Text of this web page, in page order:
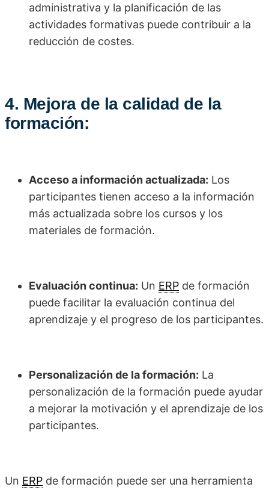
administrativa y la planificación de las
actividades formativas puede contribuir a la
reducción de costes.
4. Mejora de la calidad de la
formación:
Acceso a información actualizada: Los
participantes tienen acceso a la información
más actualizada sobre los cursos y los
materiales de formación.
Evaluación continua: Un ERP de formación
puede facilitar la evaluación continua del
aprendizaje y el progreso de los participantes.
Personalización de la formación: La
personalización de la formación puede ayudar
a mejorar la motivación y el aprendizaje de los
participantes.
Un ERP de formación puede ser una herramienta